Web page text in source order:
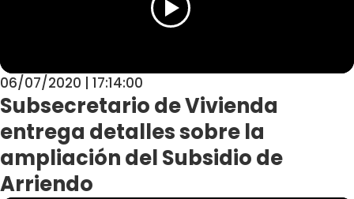
06/07/2020 | 17:14:00
Subsecretario de Vivienda
entrega detalles sobre la
ampliación del Subsidio de
Arriendo